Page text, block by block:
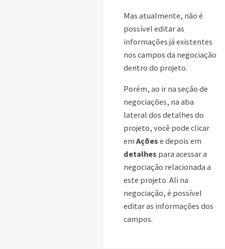
Mas atualmente, não é
possível editar as
informações já existentes
nos campos da negociação
dentro do projeto.
Porém, ao ir na seção de
negociações, na aba
lateral dos detalhes do
projeto, você pode clicar
em Ações e depois em
detalhes para acessar a
negociação relacionada a
este projeto. Ali na
negociação, é possível
editar as informações dos
campos.